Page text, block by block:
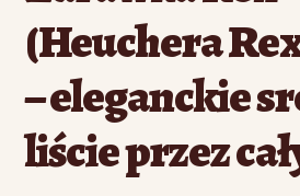
(Heuchera
– eleganckie
liście przez